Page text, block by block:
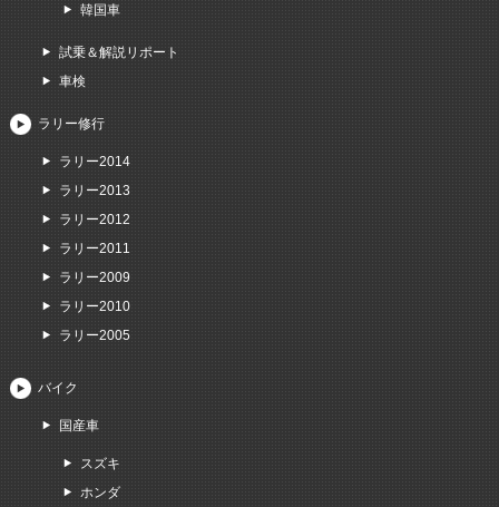
韓国車
試乗＆解説リポート
車検
ラリー修行
ラリー2014
ラリー2013
ラリー2012
ラリー2011
ラリー2009
ラリー2010
ラリー2005
バイク
国産車
スズキ
ホンダ